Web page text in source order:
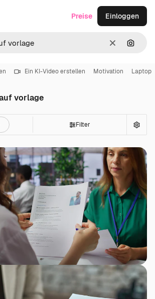
LöschenNach
Preise Einloggen
Ein KI-Video erstellen Motivation Laptop
vorlage
Filter